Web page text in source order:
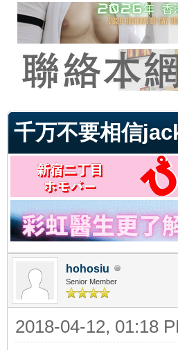
千万不要相信
hohosiu
Senior Member
2018-04-12, 01:18